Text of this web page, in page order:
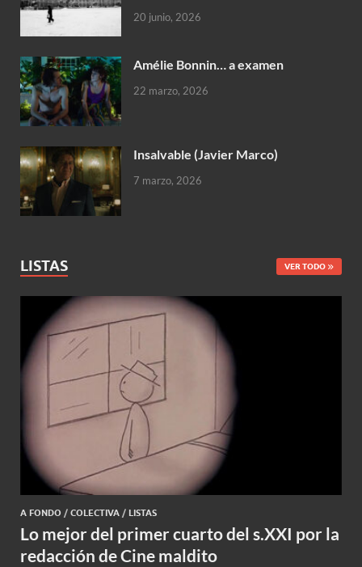
20 junio, 2026
Amélie Bonnin… a examen
22 marzo, 2026
Insalvable (Javier Marco)
7 marzo, 2026
LISTAS VER TODO
A FONDO / COLECTIVA / LISTAS
Lo mejor del primer cuarto del s.XXI por la
redacción de Cine maldito